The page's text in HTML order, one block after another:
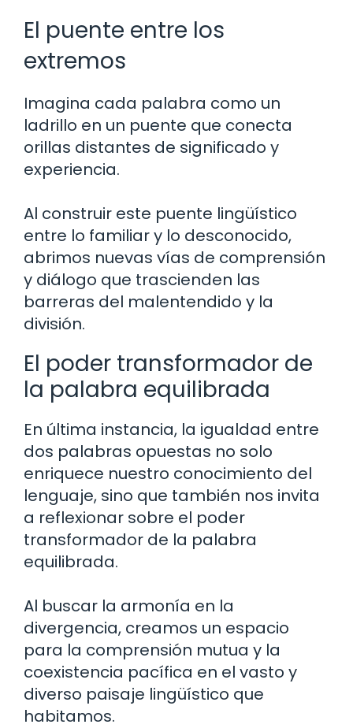
El puente entre los
extremos
Imagina cada palabra como un
ladrillo en un puente que conecta
orillas distantes de significado y
experiencia.
Al construir este puente lingüístico
entre lo familiar y lo desconocido,
abrimos nuevas vías de comprensión
y diálogo que trascienden las
barreras del malentendido y la
división.
El poder transformador de
la palabra equilibrada
En última instancia, la igualdad entre
dos palabras opuestas no solo
enriquece nuestro conocimiento del
lenguaje, sino que también nos invita
a reflexionar sobre el poder
transformador de la palabra
equilibrada.
Al buscar la armonía en la
divergencia, creamos un espacio
para la comprensión mutua y la
coexistencia pacífica en el vasto y
diverso paisaje lingüístico que
habitamos.